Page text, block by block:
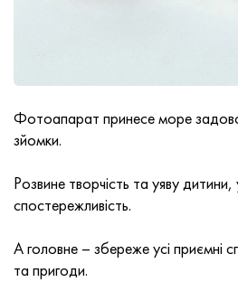
Фотоапарат принесе море
зйомки.
Розвине творчість та уяву дитини,
спостережливість.
А головне – збереже усі приємні
та пригоди.